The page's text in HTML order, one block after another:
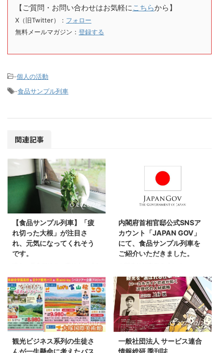
【ご質問・お問い合わせはお気軽にこちらから】
X（旧Twitter）： フォロー
無料メールマガジン： 登録する
-個人の活動
-食品サンプル列車
関連記事
2026/2/9
【食品サンプル列車】「疲
れ切った大根」が注目さ
れ、元気になってくれそう
です。
品サンプル列車」に展示されてい
る【疲れ切った大根】が、Xを中
心に話題になっています。 米津
玄師さんにも反応いただき、関連
投稿は合計20万いいねを突破。
国内外から多くの反響・取材をい
ただいています。
https://twitter.com/rainsnow517/
2026/2/24
内閣府首相官邸公式SNSア
カウント「JAPAN GOV」
にて、食品サンプル列車を
ご紹介いただきました。
ト「JAPAN GOV」にて、「食品
サンプル列車」をご紹介いただき
ました。 総理官邸が国際広報を
目的に、日本の魅力や文化、技術
を世界へ発信している公式アカウ
ントです。その場で取り上げてい
ただけたことを、本当に嬉しく思
います。 食品サンプルは、日本
2025/11/2
観光ビジネス系列の生徒さ
んが一生懸命に考えたバス
2025/12/27
一般社団法人 サービス連合
情報総研 季刊誌